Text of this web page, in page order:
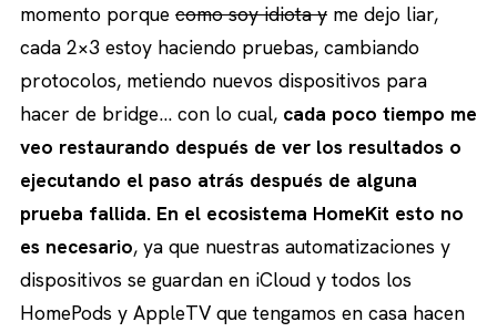
momento porque como soy idiota y me dejo liar,
cada 2×3 estoy haciendo pruebas, cambiando
protocolos, metiendo nuevos dispositivos para
hacer de bridge… con lo cual, cada poco tiempo me
veo restaurando después de ver los resultados o
ejecutando el paso atrás después de alguna
prueba fallida. En el ecosistema HomeKit esto no
es necesario, ya que nuestras automatizaciones y
dispositivos se guardan en iCloud y todos los
HomePods y AppleTV que tengamos en casa hacen